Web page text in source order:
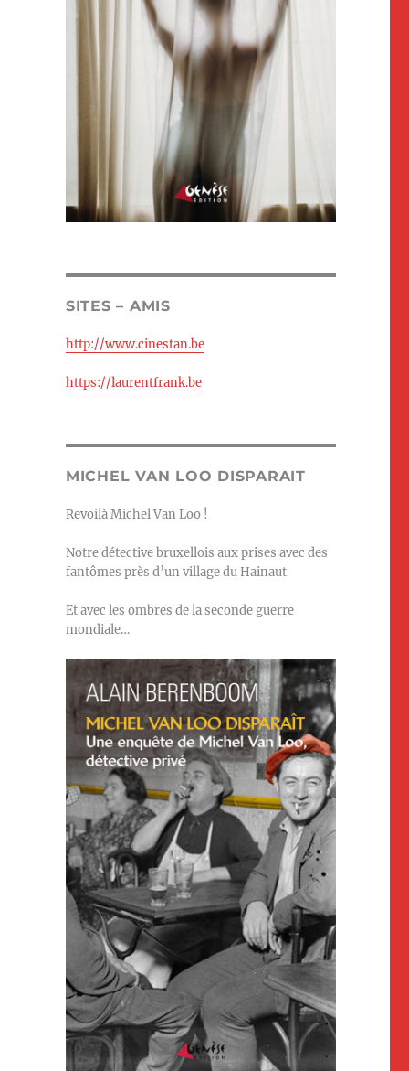
SITES – AMIS
http://www.cinestan.be
https://laurentfrank.be
MICHEL VAN LOO DISPARAIT
Revoilà Michel Van Loo !
Notre détective bruxellois aux prises avec des
fantômes près d’un village du Hainaut
Et avec les ombres de la seconde guerre
mondiale…